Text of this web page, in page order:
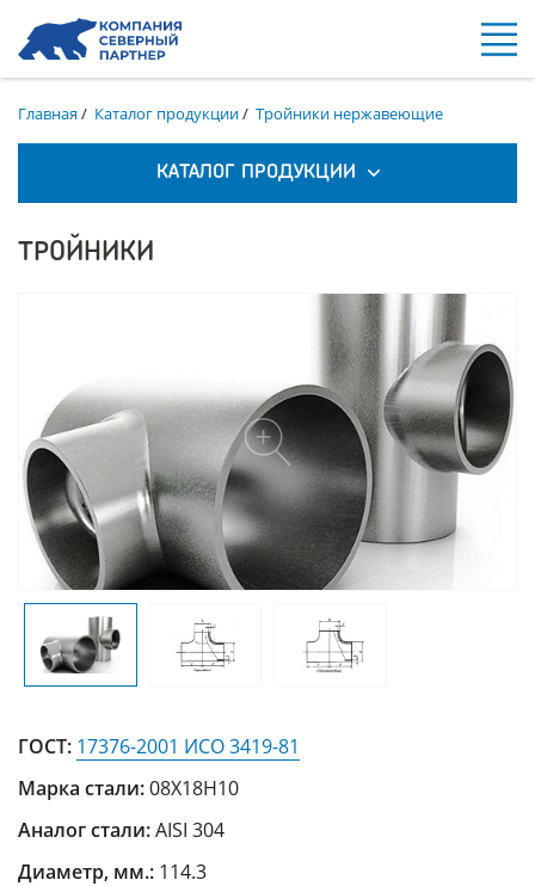
Главная/ Каталог продукции/ Тройники нержавеющие
КАТАЛОГ ПРОДУКЦИИ
ТРОЙНИКИ
ГОСТ: 17376-2001 ИСО 3419-81
Марка стали:08Х18Н10
Аналог стали:AISI 304
Диаметр, мм.: 114.3